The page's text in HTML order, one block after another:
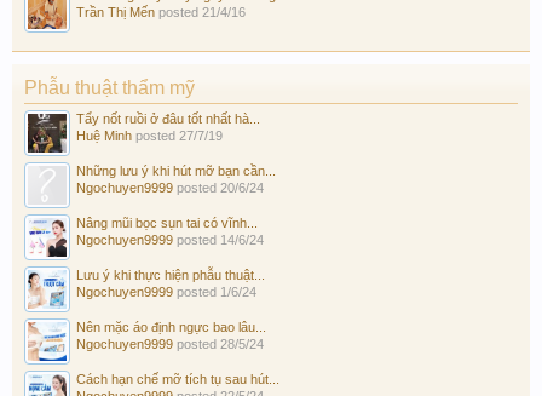
Trần Thị Mến posted 21/4/16
Phẫu thuật thẩm mỹ
Tẩy nốt ruồi ở đâu tốt nhất hà...
Huệ Minh posted 27/7/19
Những lưu ý khi hút mỡ bạn cần...
Ngochuyen9999 posted 20/6/24
Nâng mũi bọc sụn tai có vĩnh...
Ngochuyen9999 posted 14/6/24
Lưu ý khi thực hiện phẫu thuật...
Ngochuyen9999 posted 1/6/24
Nên mặc áo định ngực bao lâu...
Ngochuyen9999 posted 28/5/24
Cách hạn chế mỡ tích tụ sau hút...